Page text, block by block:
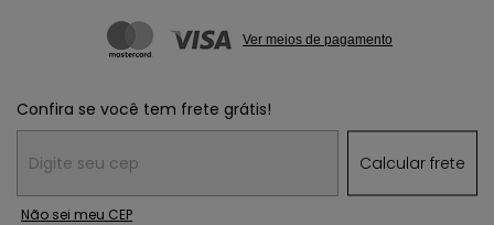
Ver meios de pagamento
Confira se você tem frete grátis!
Entregas para o CEP:
Calcular frete
Não sei meu CEP